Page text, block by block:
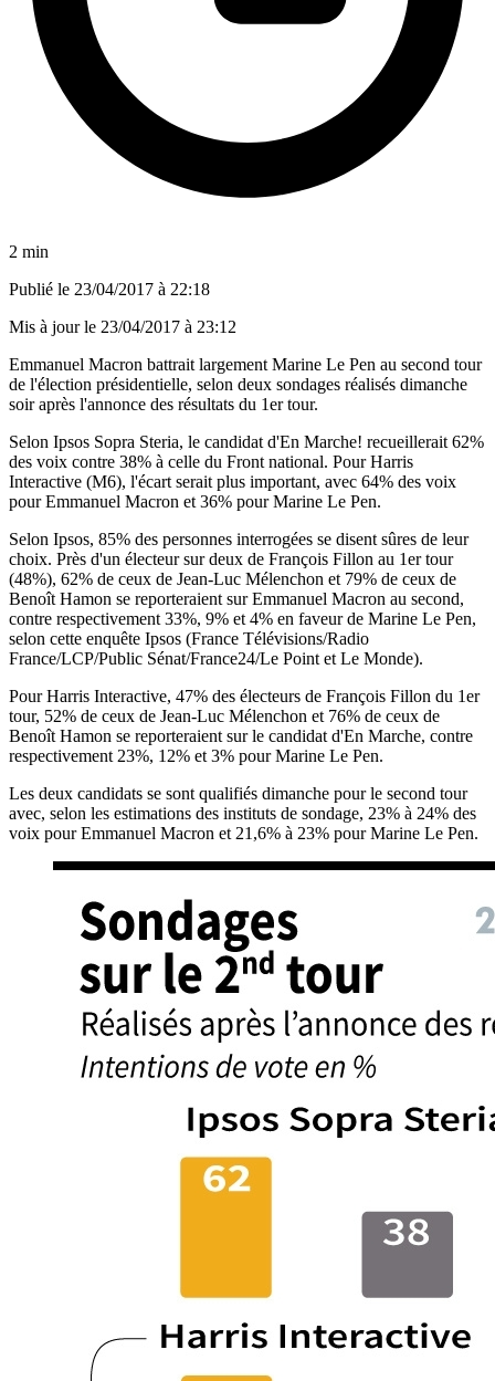
2 min
Publié le 23/04/2017 à 22:18
Mis à jour le 23/04/2017 à 23:12
Emmanuel Macron battrait largement Marine Le Pen au second tour
de l'élection présidentielle, selon deux sondages réalisés dimanche
soir après l'annonce des résultats du 1er tour.
Selon Ipsos Sopra Steria, le candidat d'En Marche! recueillerait 62%
des voix contre 38% à celle du Front national. Pour Harris
Interactive (M6), l'écart serait plus important, avec 64% des voix
pour Emmanuel Macron et 36% pour Marine Le Pen.
Selon Ipsos, 85% des personnes interrogées se disent sûres de leur
choix. Près d'un électeur sur deux de François Fillon au 1er tour
(48%), 62% de ceux de Jean-Luc Mélenchon et 79% de ceux de
Benoît Hamon se reporteraient sur Emmanuel Macron au second,
contre respectivement 33%, 9% et 4% en faveur de Marine Le Pen,
selon cette enquête Ipsos (France Télévisions/Radio
France/LCP/Public Sénat/France24/Le Point et Le Monde).
Pour Harris Interactive, 47% des électeurs de François Fillon du 1er
tour, 52% de ceux de Jean-Luc Mélenchon et 76% de ceux de
Benoît Hamon se reporteraient sur le candidat d'En Marche, contre
respectivement 23%, 12% et 3% pour Marine Le Pen.
Les deux candidats se sont qualifiés dimanche pour le second tour
avec, selon les estimations des instituts de sondage, 23% à 24% des
voix pour Emmanuel Macron et 21,6% à 23% pour Marine Le Pen.